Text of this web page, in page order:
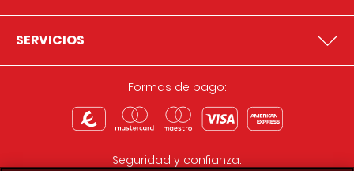
SERVICIOS
Formas de pago:
Seguridad y confianza: